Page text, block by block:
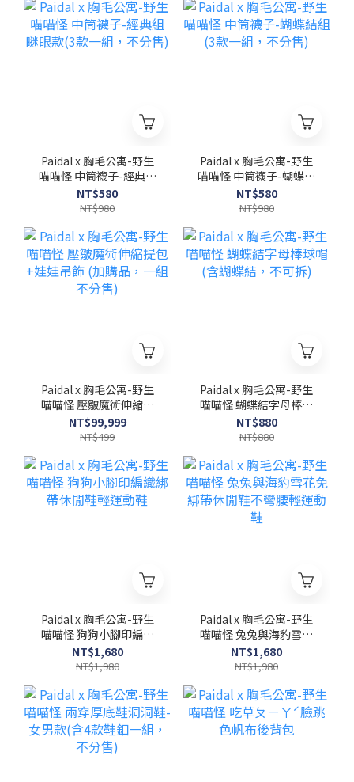
Paidal x 胸毛公寓-野生
喵喵怪 中筒襪子-經典組
瞇眼款(3款一組，不分
售)
NT$580
NT$980
Paidal x 胸毛公寓-野生
喵喵怪 中筒襪子-蝴蝶結
組(3款一組，不分售)
NT$580
NT$980
Paidal x 胸毛公寓-野生
喵喵怪 壓皺魔術伸縮提
包+娃娃吊飾 (加購品，一
組不分售)
NT$99,999
NT$499
Paidal x 胸毛公寓-野生
喵喵怪 蝴蝶結字母棒球
帽(含蝴蝶結，不可拆)
NT$880
NT$880
Paidal x 胸毛公寓-野生
喵喵怪 狗狗小腳印編織
綁帶休閒鞋輕運動鞋
NT$1,680
NT$1,980
Paidal x 胸毛公寓-野生
喵喵怪 兔兔與海豹雪花
免綁帶休閒鞋不彎腰輕運
動鞋
NT$1,680
NT$1,980